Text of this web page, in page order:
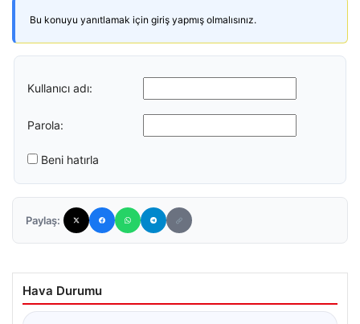
Bu konuyu yanıtlamak için giriş yapmış olmalısınız.
Kullanıcı adı:
Parola:
Beni hatırla
Paylaş:
Hava Durumu